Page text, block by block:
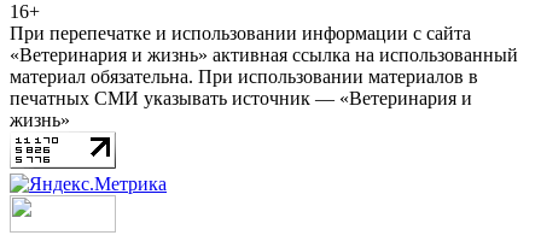
16+
При перепечатке и использовании информации с сайта
«Ветеринария и жизнь» активная ссылка на использованный
материал обязательна. При использовании материалов в
печатных СМИ указывать источник — «Ветеринария и
жизнь»